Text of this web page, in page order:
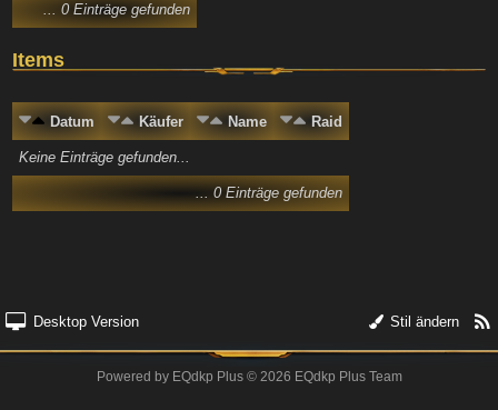
... 0 Einträge gefunden
Items
Datum Käufer Name Raid
Keine Einträge gefunden...
... 0 Einträge gefunden
Desktop Version Stil ändern
Powered by EQdkp Plus© 2026 EQdkp Plus Team